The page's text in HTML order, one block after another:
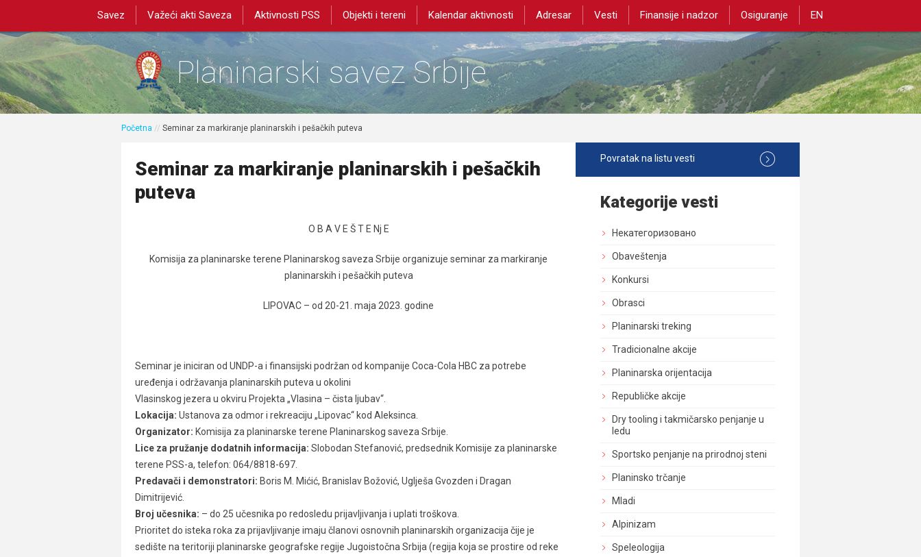
Savez Važeći akti Saveza Aktivnosti PSS Objekti i tereni Kalendar aktivnosti Adresar Vesti Finansije i nadzor Osiguranje EN
Planinarski savez Srbije
Početna // Seminar za markiranje planinarskih i pešačkih puteva
Seminar za markiranje planinarskih i pešačkih
puteva
O B A V E Š T E Nj E
Komisija za planinarske terene Planinarskog saveza Srbije organizuje seminar za markiranje
planinarskih i pešačkih puteva
LIPOVAC – od 20-21. maja 2023. godine
Seminar je iniciran od UNDP-a i finansijski podržan od kompanije Coca-Cola HBC za potrebe
uređenja i održavanja planinarskih puteva u okolini
Vlasinskog jezera u okviru Projekta „Vlasina – čista ljubav“.
Lokacija: Ustanova za odmor i rekreaciju „Lipovac“ kod Aleksinca.
Organizator: Komisija za planinarske terene Planinarskog saveza Srbije.
Lice za pružanje dodatnih informacija: Slobodan Stefanović, predsednik Komisije za planinarske
terene PSS-a, telefon: 064/8818-697.
Predavači i demonstratori: Boris M. Mićić, Branislav Božović, Uglješa Gvozden i Dragan
Dimitrijević.
Broj učesnika: – do 25 učesnika po redosledu prijavljivanja i uplati troškova.
Prioritet do isteka roka za prijavljivanje imaju članovi osnovnih planinarskih organizacija čije je
sedište na teritoriji planinarske geografske regije Jugoistočna Srbija (regija koja se prostire od reke
Povratak na listu vesti
Kategorije vesti
Некатегоризовано
Obaveštenja
Konkursi
Obrasci
Planinarski treking
Tradicionalne akcije
Planinarska orijentacija
Republičke akcije
Dry tooling i takmičarsko penjanje u
ledu
Sportsko penjanje na prirodnoj steni
Planinsko trčanje
Mladi
Alpinizam
Speleologija